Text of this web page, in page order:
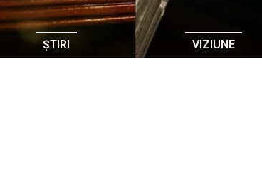
ȘTIRI VIZIUNE